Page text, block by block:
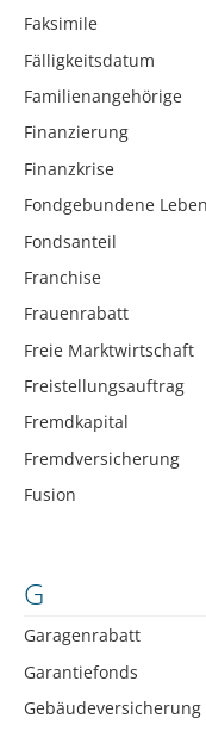
Faksimile
Fälligkeitsdatum
Familienangehörige
Finanzierung
Finanzkrise
Fondgebundene
Fondsanteil
Franchise
Frauenrabatt
Freie Marktwirtschaft
Freistellungsauftrag
Fremdkapital
Fremdversicherung
Fusion
G
Garagenrabatt
Garantiefonds
Gebäudeversicherung